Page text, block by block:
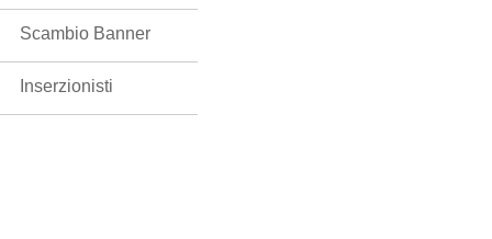
Scambio Banner
Inserzionisti